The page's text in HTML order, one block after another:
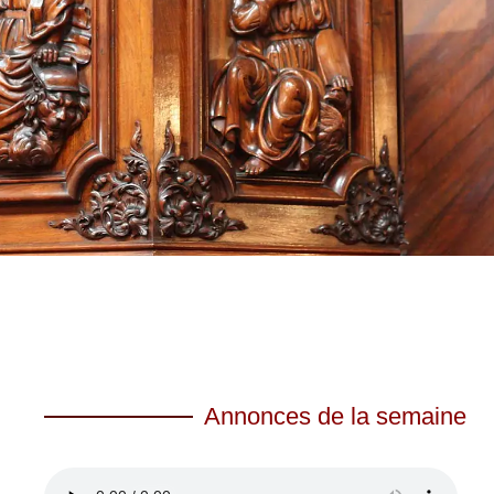
Annonces de la semaine